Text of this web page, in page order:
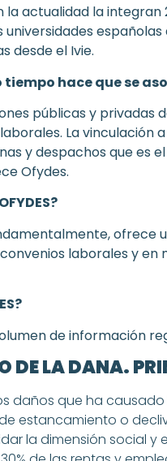
actualidad la
desde el Ivie.
tiempo hace que se
públicas y
La
y despachos que es
Ofydes.
laborales y
de información
DE LA DANA.
daños que ha
estancamiento o
la dimensión social